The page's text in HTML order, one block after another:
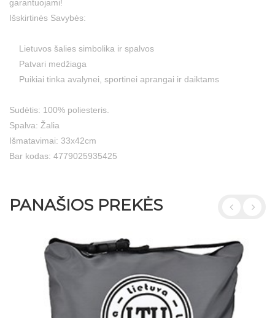
garantuojami!
Išskirtinės Savybės:
Lietuvos šalies simbolika ir spalvos
Patvari medžiaga
Puikiai tinka avalynei, sportinei aprangai ir daiktams
Sudėtis: 100% poliesteris.
Spalva: Žalia
Išmatavimai: 33x42cm
Bar kodas: 4779025935425
PANAŠIOS PREKĖS